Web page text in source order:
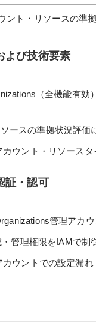
ント・リソースの準
よび技術要素
（全機能有効
ソースの準拠状況評価
カウント・リソースタ
証・認可
管理アカ
管理権限をIAMで制
カウントでの設定漏